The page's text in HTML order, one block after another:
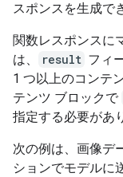
スポンスを生成で
関数レスポンスに
は、
result フィ
1 つ以上のコンテ
テンツ ブロックで
指定する必要があ
次の例は、画像デ
ションでモデルに